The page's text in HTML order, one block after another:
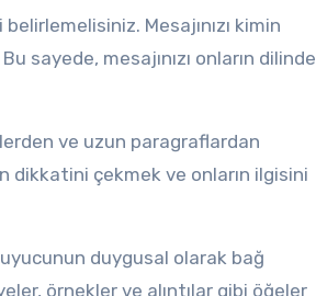
Mesajınızı kimin
sayede, mesajınızı onların dilinde
ve uzun paragraflardan
dikkatini çekmek ve onların ilgisini
duygusal olarak bağ
örnekler ve alıntılar gibi öğeler